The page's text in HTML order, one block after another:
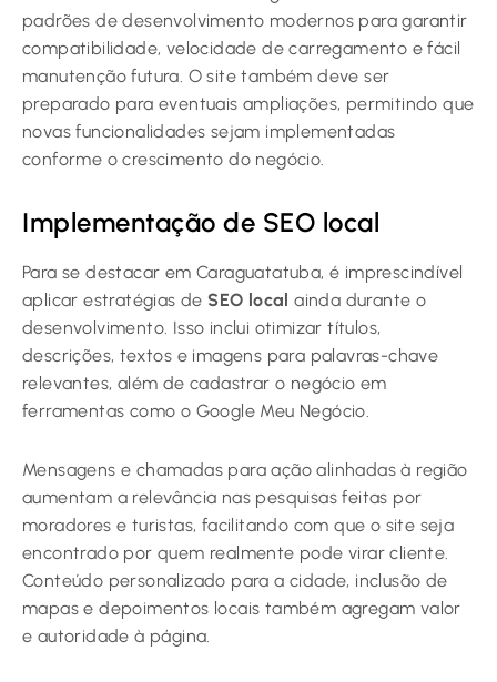
padrões de desenvolvimento modernos para garantir
compatibilidade, velocidade de carregamento e fácil
manutenção futura. O site também deve ser
preparado para eventuais ampliações, permitindo que
novas funcionalidades sejam implementadas
conforme o crescimento do negócio.
Implementação de SEO local
Para se destacar em Caraguatatuba, é imprescindível
aplicar estratégias de SEO local ainda durante o
desenvolvimento. Isso inclui otimizar títulos,
descrições, textos e imagens para palavras-chave
relevantes, além de cadastrar o negócio em
ferramentas como o Google Meu Negócio.
Mensagens e chamadas para ação alinhadas à região
aumentam a relevância nas pesquisas feitas por
moradores e turistas, facilitando com que o site seja
encontrado por quem realmente pode virar cliente.
Conteúdo personalizado para a cidade, inclusão de
mapas e depoimentos locais também agregam valor
e autoridade à página.